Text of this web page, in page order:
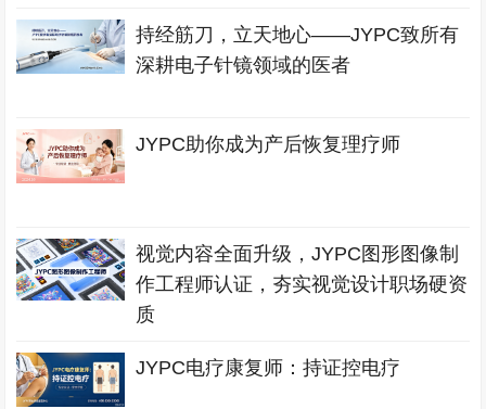
持经筋刀，立天地心——JYPC致所有
深耕电子针镜领域的医者
JYPC助你成为产后恢复理疗师
视觉内容全面升级，JYPC图形图像制
作工程师认证，夯实视觉设计职场硬资
质
JYPC电疗康复师：持证控电疗